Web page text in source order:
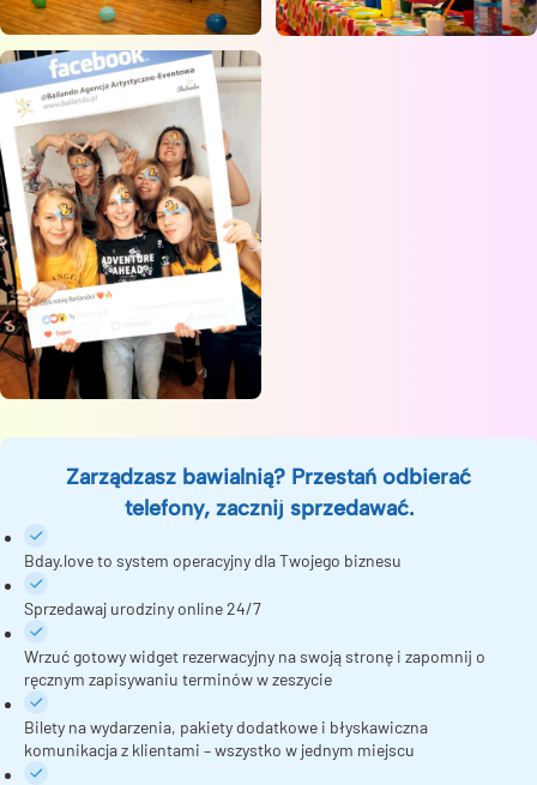
Zarządzasz bawialnią? Przestań odbierać
telefony, zacznij sprzedawać.
Bday.love to system operacyjny dla Twojego biznesu
Sprzedawaj urodziny online 24/7
Wrzuć gotowy widget rezerwacyjny na swoją stronę i zapomnij o
ręcznym zapisywaniu terminów w zeszycie
Bilety na wydarzenia, pakiety dodatkowe i błyskawiczna
komunikacja z klientami – wszystko w jednym miejscu